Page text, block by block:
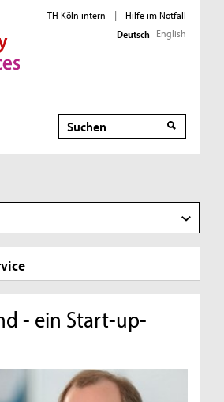
TH Köln intern |
Hilfe im Notfall
Deutsch English
Suche
- ein Start-up-